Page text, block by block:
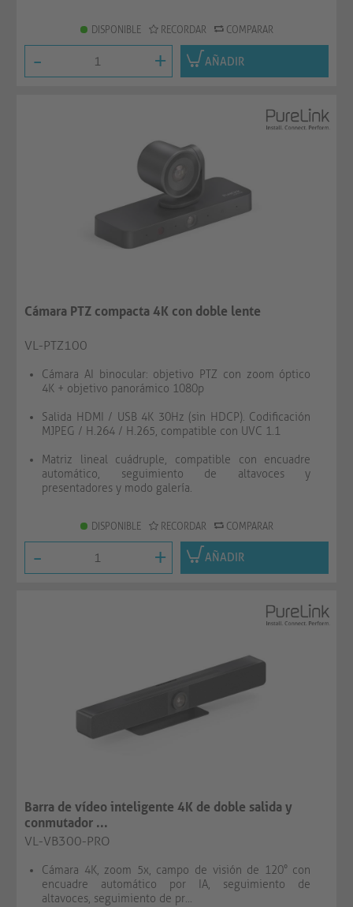
DISPONIBLE RECORDAR COMPARAR
- + AÑADIR
Cámara PTZ compacta 4K con doble lente
VL-PTZ100
Cámara AI binocular: objetivo PTZ con zoom óptico
4K + objetivo panorámico 1080p
Salida HDMI / USB 4K 30Hz (sin HDCP). Codificación
MJPEG / H.264 / H.265, compatible con UVC 1.1
Matriz lineal cuádruple, compatible con encuadre
automático, seguimiento de altavoces y
presentadores y modo galería.
DISPONIBLE RECORDAR COMPARAR
- + AÑADIR
Barra de vídeo inteligente 4K de doble salida y
conmutador ...
VL-VB300-PRO
Cámara 4K, zoom 5x, campo de visión de 120° con
encuadre automático por IA, seguimiento de
altavoces, seguimiento de pr...